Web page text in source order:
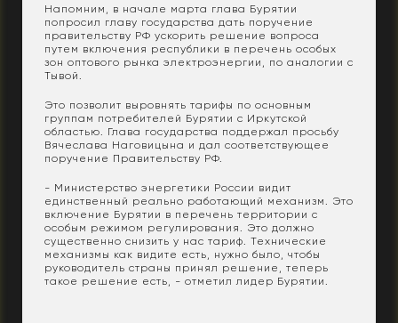
Напомним, в начале марта глава Бурятии
попросил главу государства дать поручение
правительству РФ ускорить решение вопроса
путем включения республики в перечень особых
зон оптового рынка электроэнергии, по аналогии с
Тывой.
Это позволит выровнять тарифы по основным
группам потребителей Бурятии с Иркутской
областью. Глава государства поддержал просьбу
Вячеслава Наговицына и дал соответствующее
поручение Правительству РФ.
- Министерство энергетики России видит
единственный реально работающий механизм. Это
включение Бурятии в перечень территории с
особым режимом регулирования. Это должно
существенно снизить у нас тариф. Технические
механизмы как видите есть, нужно было, чтобы
руководитель страны принял решение, теперь
такое решение есть, - отметил лидер Бурятии.